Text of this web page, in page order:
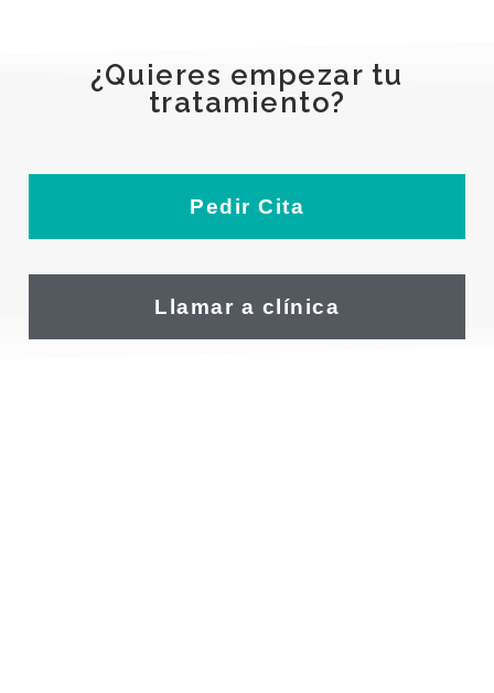
¿Quieres empezar tu
tratamiento?
Pedir Cita
Llamar a clínica